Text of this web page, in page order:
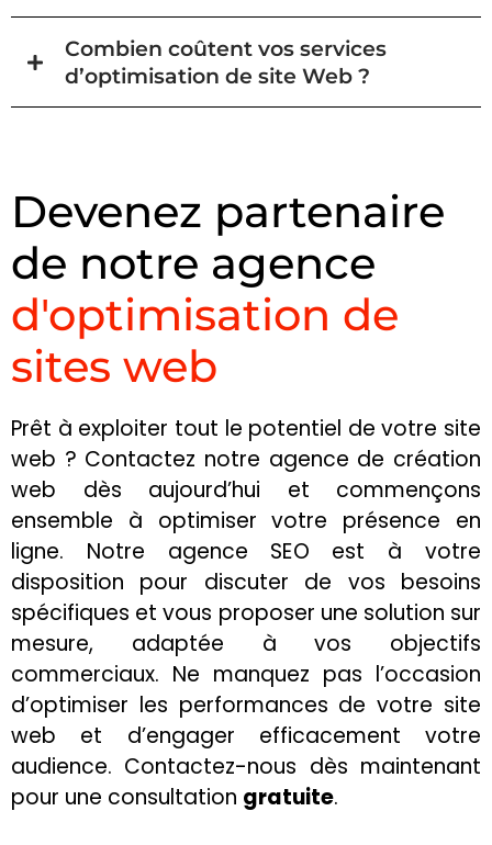
Combien coûtent vos services
d’optimisation de site Web ?
Devenez partenaire
de notre agence
d'optimisation de
sites web
Prêt à exploiter tout le potentiel de votre site
web ? Contactez notre agence de création
web dès aujourd’hui et commençons
ensemble à optimiser votre présence en
ligne. Notre agence SEO est à votre
disposition pour discuter de vos besoins
spécifiques et vous proposer une solution sur
mesure, adaptée à vos objectifs
commerciaux. Ne manquez pas l’occasion
d’optimiser les performances de votre site
web et d’engager efficacement votre
audience. Contactez-nous dès maintenant
pour une consultation gratuite.